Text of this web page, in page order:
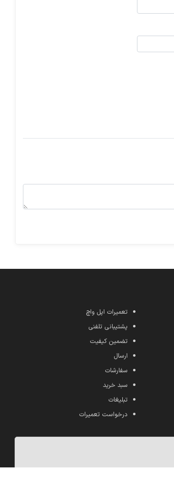
تعمیرات اپل واچ
پشتیبانی تلفنی
تضمین کیفیت
ارسال
سفارشات
سبد خرید
تبلیغات
درخواست تعمیرات